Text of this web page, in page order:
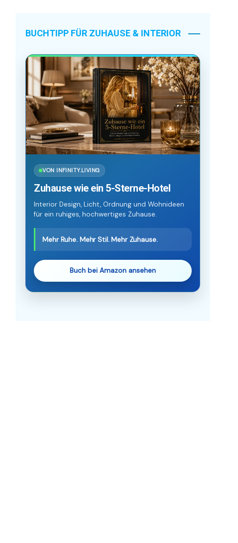
BUCHTIPP FÜR ZUHAUSE & INTERIOR
VON INFINITY.LIVING
Zuhause wie ein 5-Sterne-Hotel
Interior Design, Licht, Ordnung und Wohnideen
für ein ruhiges, hochwertiges Zuhause.
Mehr Ruhe. Mehr Stil. Mehr Zuhause.
Buch bei Amazon ansehen